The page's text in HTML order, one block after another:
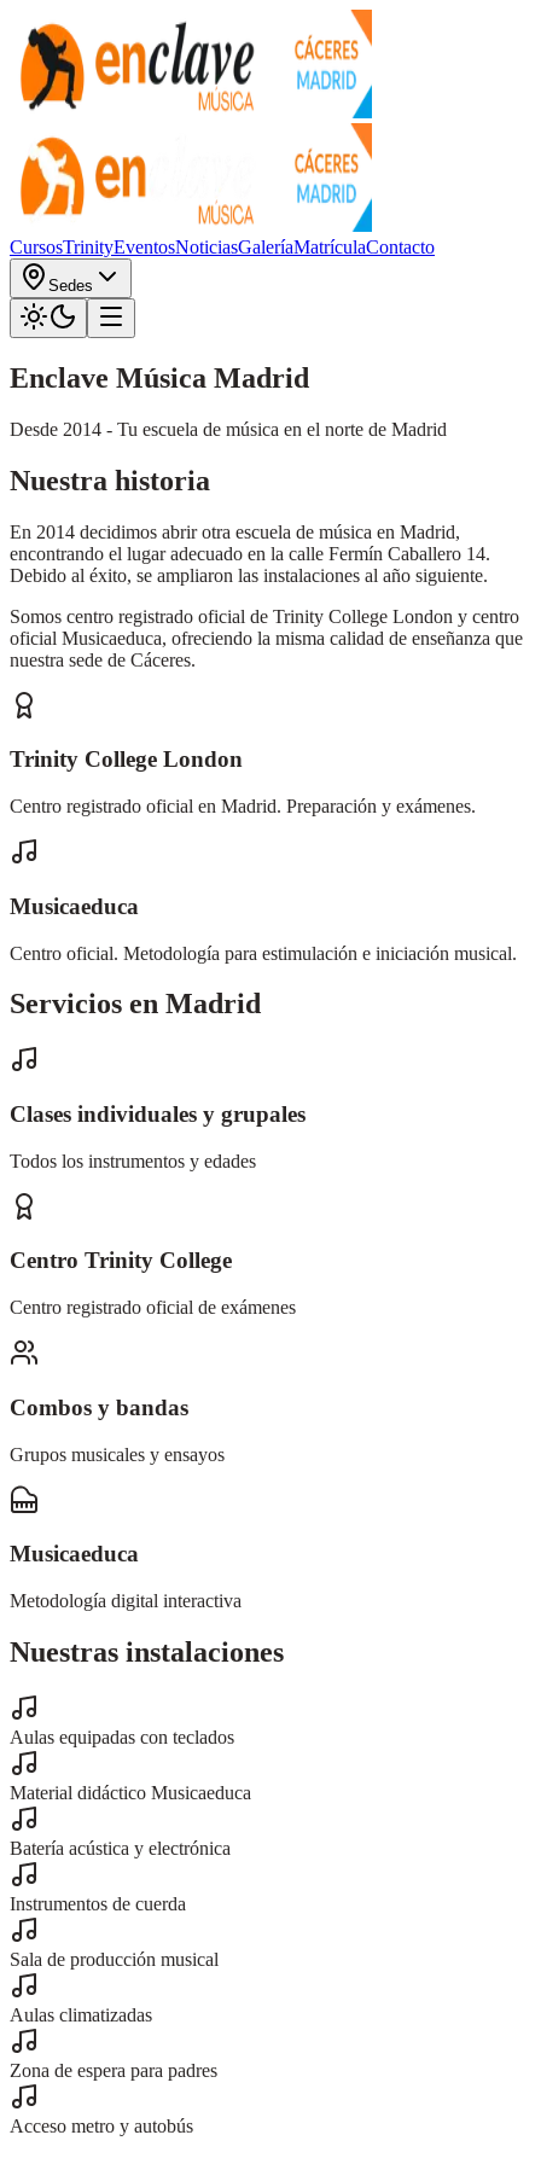
CursosTrinityEventosNoticiasGaleríaMatrículaContacto
Sedes
Enclave Música Madrid
Desde 2014 - Tu escuela de música en el norte de Madrid
Nuestra historia
En 2014 decidimos abrir otra escuela de música en Madrid,
encontrando el lugar adecuado en la calle Fermín Caballero 14.
Debido al éxito, se ampliaron las instalaciones al año siguiente.
Somos centro registrado oficial de Trinity College London y centro
oficial Musicaeduca, ofreciendo la misma calidad de enseñanza que
nuestra sede de Cáceres.
Trinity College London
Centro registrado oficial en Madrid. Preparación y exámenes.
Musicaeduca
Centro oficial. Metodología para estimulación e iniciación musical.
Servicios en Madrid
Clases individuales y grupales
Todos los instrumentos y edades
Centro Trinity College
Centro registrado oficial de exámenes
Combos y bandas
Grupos musicales y ensayos
Musicaeduca
Metodología digital interactiva
Nuestras instalaciones
Aulas equipadas con teclados
Material didáctico Musicaeduca
Batería acústica y electrónica
Instrumentos de cuerda
Sala de producción musical
Aulas climatizadas
Zona de espera para padres
Acceso metro y autobús